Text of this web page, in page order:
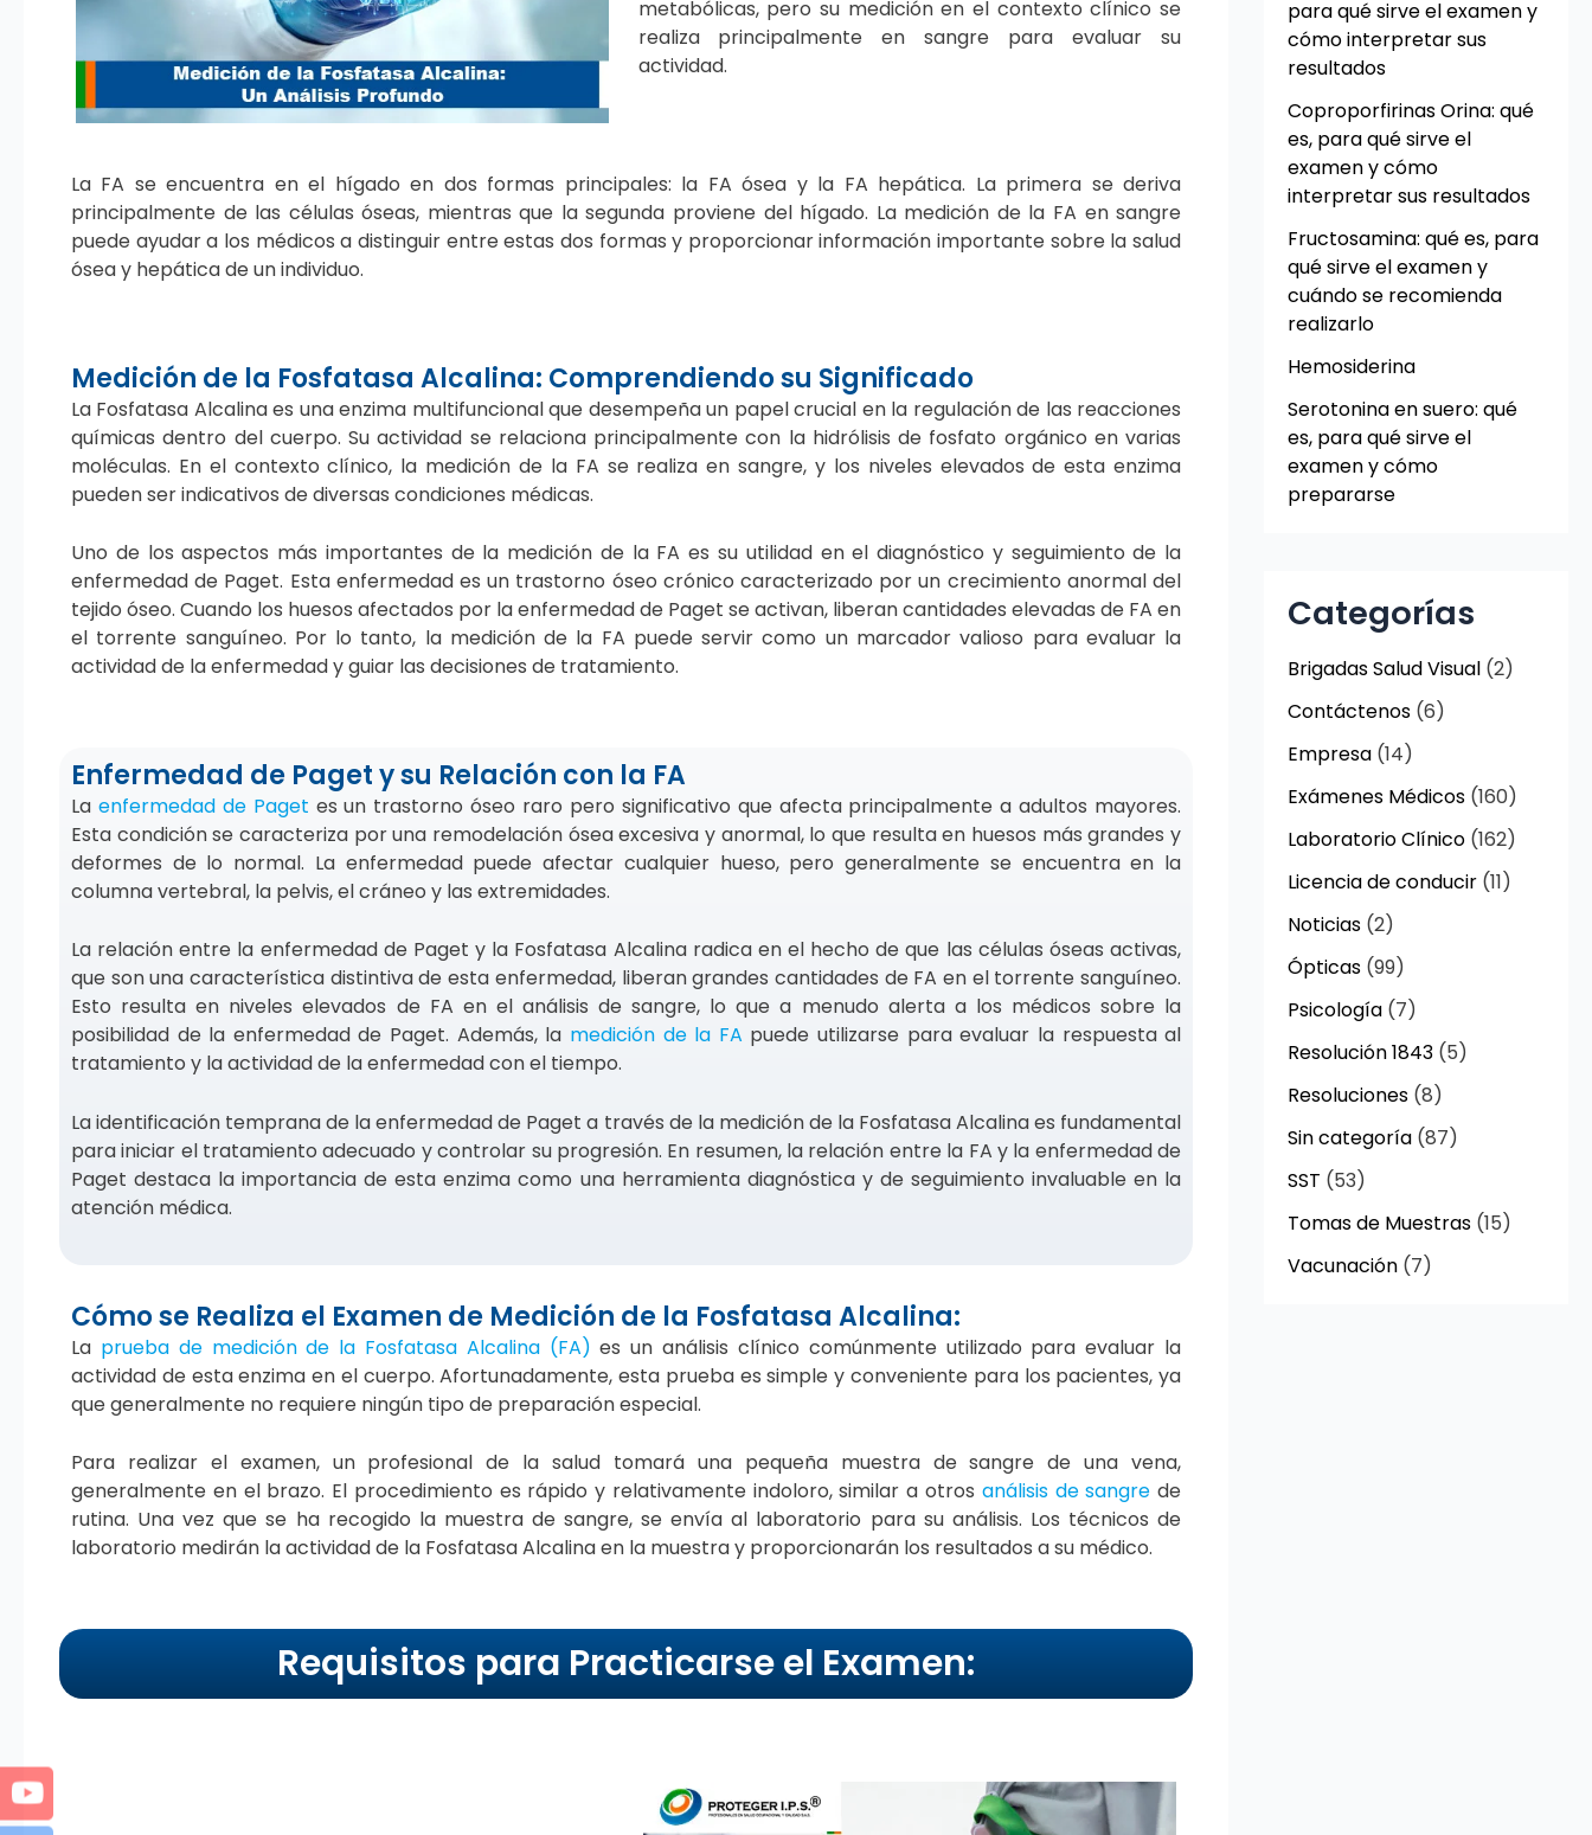
metabólicas, pero su medición en el contexto clínico se
realiza principalmente en sangre para evaluar su
actividad.
La FA se encuentra en el hígado en dos formas principales: la FA ósea y la FA hepática. La primera se deriva
principalmente de las células óseas, mientras que la segunda proviene del hígado. La medición de la FA en sangre
puede ayudar a los médicos a distinguir entre estas dos formas y proporcionar información importante sobre la salud
ósea y hepática de un individuo.
Medición de la Fosfatasa Alcalina: Comprendiendo su Significado
La Fosfatasa Alcalina es una enzima multifuncional que desempeña un papel crucial en la regulación de las reacciones
químicas dentro del cuerpo. Su actividad se relaciona principalmente con la hidrólisis de fosfato orgánico en varias
moléculas. En el contexto clínico, la medición de la FA se realiza en sangre, y los niveles elevados de esta enzima
pueden ser indicativos de diversas condiciones médicas.
Uno de los aspectos más importantes de la medición de la FA es su utilidad en el diagnóstico y seguimiento de la
enfermedad de Paget. Esta enfermedad es un trastorno óseo crónico caracterizado por un crecimiento anormal del
tejido óseo. Cuando los huesos afectados por la enfermedad de Paget se activan, liberan cantidades elevadas de FA en
el torrente sanguíneo. Por lo tanto, la medición de la FA puede servir como un marcador valioso para evaluar la
actividad de la enfermedad y guiar las decisiones de tratamiento.
Enfermedad de Paget y su Relación con la FA
La enfermedad de Paget es un trastorno óseo raro pero significativo que afecta principalmente a adultos mayores.
Esta condición se caracteriza por una remodelación ósea excesiva y anormal, lo que resulta en huesos más grandes y
deformes de lo normal. La enfermedad puede afectar cualquier hueso, pero generalmente se encuentra en la
columna vertebral, la pelvis, el cráneo y las extremidades.
La relación entre la enfermedad de Paget y la Fosfatasa Alcalina radica en el hecho de que las células óseas activas,
que son una característica distintiva de esta enfermedad, liberan grandes cantidades de FA en el torrente sanguíneo.
Esto resulta en niveles elevados de FA en el análisis de sangre, lo que a menudo alerta a los médicos sobre la
posibilidad de la enfermedad de Paget. Además, la medición de la FA puede utilizarse para evaluar la respuesta al
tratamiento y la actividad de la enfermedad con el tiempo.
La identificación temprana de la enfermedad de Paget a través de la medición de la Fosfatasa Alcalina es fundamental
para iniciar el tratamiento adecuado y controlar su progresión. En resumen, la relación entre la FA y la enfermedad de
Paget destaca la importancia de esta enzima como una herramienta diagnóstica y de seguimiento invaluable en la
atención médica.
Cómo se Realiza el Examen de Medición de la Fosfatasa Alcalina:
La prueba de medición de la Fosfatasa Alcalina (FA) es un análisis clínico comúnmente utilizado para evaluar la
actividad de esta enzima en el cuerpo. Afortunadamente, esta prueba es simple y conveniente para los pacientes, ya
que generalmente no requiere ningún tipo de preparación especial.
Para realizar el examen, un profesional de la salud tomará una pequeña muestra de sangre de una vena,
generalmente en el brazo. El procedimiento es rápido y relativamente indoloro, similar a otros análisis de sangre de
rutina. Una vez que se ha recogido la muestra de sangre, se envía al laboratorio para su análisis. Los técnicos de
laboratorio medirán la actividad de la Fosfatasa Alcalina en la muestra y proporcionarán los resultados a su médico.
Requisitos para Practicarse el Examen:
para qué sirve el examen y
cómo interpretar sus
resultados
Coproporfirinas Orina: qué
es, para qué sirve el
examen y cómo
interpretar sus resultados
Fructosamina: qué es, para
qué sirve el examen y
cuándo se recomienda
realizarlo
Hemosiderina
Serotonina en suero: qué
es, para qué sirve el
examen y cómo
prepararse
Categorías
Brigadas Salud Visual (2)
Contáctenos (6)
Empresa (14)
Exámenes Médicos (160)
Laboratorio Clínico (162)
Licencia de conducir (11)
Noticias (2)
Ópticas (99)
Psicología (7)
Resolución 1843 (5)
Resoluciones (8)
Sin categoría (87)
SST (53)
Tomas de Muestras (15)
Vacunación (7)